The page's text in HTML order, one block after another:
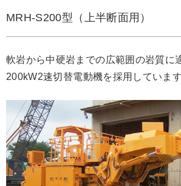
MRH-S200型（上半断面用）
軟岩から中硬岩までの広範囲の岩質に
200kW2速切替電動機を採用しています